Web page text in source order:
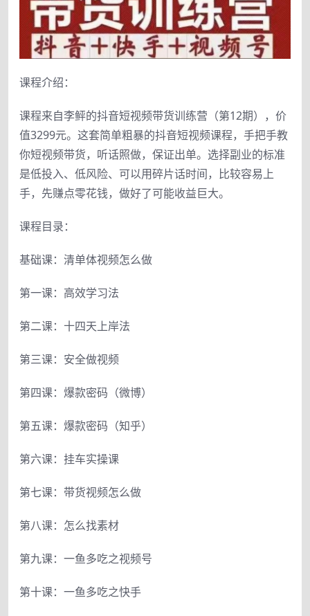
课程介绍：
课程来自李鲆的抖音短视频带货训练营（第12期），价
值3299元。这套简单粗暴的抖音短视频课程，手把手教
你短视频带货，听话照做，保证出单。选择副业的标准
是低投入、低风险、可以用碎片话时间，比较容易上
手，先赚点零花钱，做好了可能收益巨大。
课程目录：
基础课：清单体视频怎么做
第一课：高效学习法
第二课：十四天上岸法
第三课：安全做视频
第四课：爆款密码（微博）
第五课：爆款密码（知乎）
第六课：挂车实操课
第七课：带货视频怎么做
第八课：怎么找素材
第九课：一鱼多吃之视频号
第十课：一鱼多吃之快手